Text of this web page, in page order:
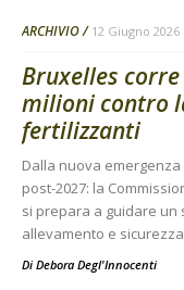
ARCHIVIO 12 Giugno 2026
Bruxelles
milioni contro
fertilizzanti
Dalla nuova
post-2027: la
si prepara a guidare un
allevamento e
Di Debora Degl'Innocenti